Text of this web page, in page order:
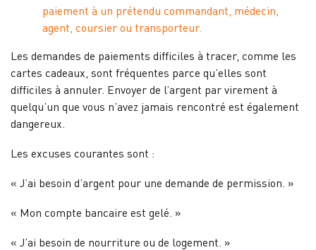
paiement à un prétendu commandant, médecin,
agent, coursier ou transporteur.
Les demandes de paiements difficiles à tracer, comme les
cartes cadeaux, sont fréquentes parce qu’elles sont
difficiles à annuler. Envoyer de l’argent par virement à
quelqu’un que vous n’avez jamais rencontré est également
dangereux.
Les excuses courantes sont :
« J’ai besoin d’argent pour une demande de permission. »
« Mon compte bancaire est gelé. »
« J’ai besoin de nourriture ou de logement. »